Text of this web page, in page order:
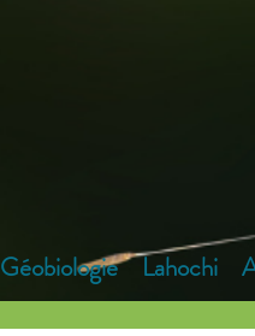
Géobiologie Lahochi